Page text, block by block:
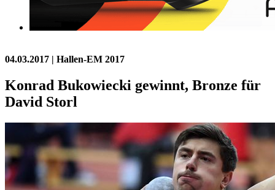
04.03.2017 | Hallen-EM 2017
Konrad Bukowiecki gewinnt, Bronze für
David Storl